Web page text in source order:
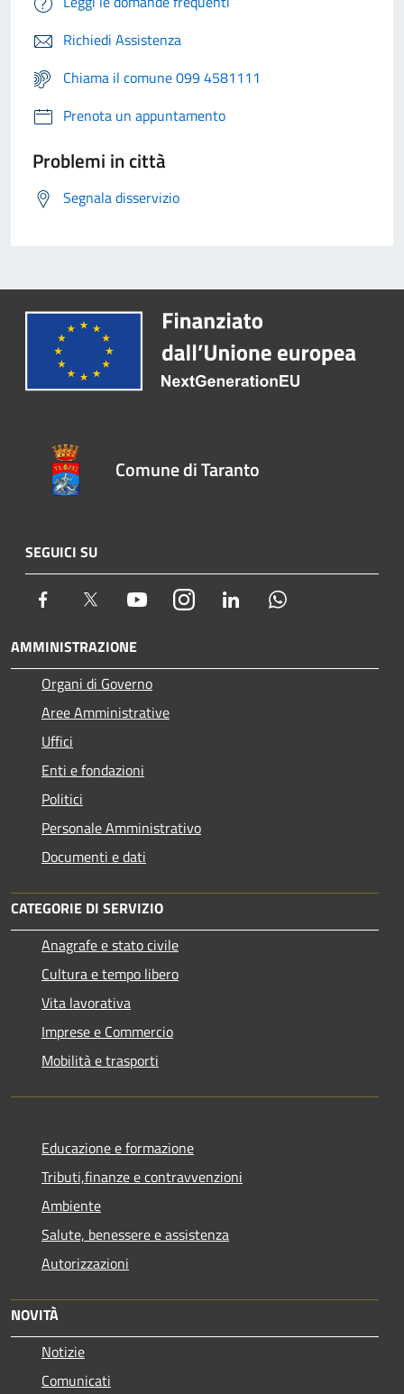
Richiedi Assistenza
Chiama il comune 099 4581111
Prenota un appuntamento
Problemi in città
Segnala disservizio
Comune di Taranto
SEGUICI SU
Facebook Twitter YoutubeInstagram LinkedIn
AMMINISTRAZIONE
Organi di Governo
Aree Amministrative
Uffici
Enti e fondazioni
Politici
Personale Amministrativo
Documenti e dati
CATEGORIE DI SERVIZIO
Anagrafe e stato civile
Cultura e tempo libero
Vita lavorativa
Imprese e Commercio
Mobilità e trasporti
Educazione e formazione
Tributi,finanze e contravvenzioni
Ambiente
Salute, benessere e assistenza
Autorizzazioni
NOVITÀ
Notizie
Comunicati